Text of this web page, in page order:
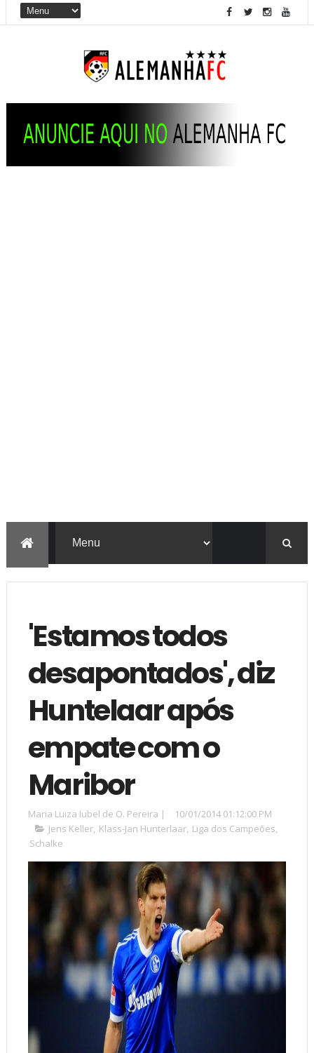
'Estamos todos
desapontados', diz
Huntelaar após
empate com o
Maribor
Maria Luiza Iubel de O. Pereira |
10/01/2014 01:12:00 PM
Jens Keller, Klass-Jan Hunterlaar, Liga dos Campeões,
Schalke